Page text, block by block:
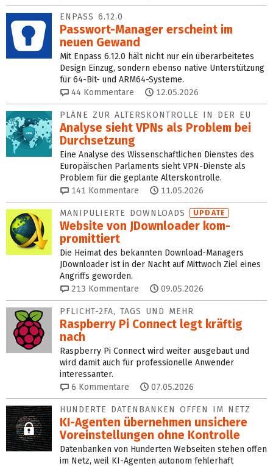
ENPASS 6.12.0
Passwort-Manager erscheint im
neuen Gewand
Mit Enpass 6.12.0 hält nicht nur ein überarbeitetes
Design Einzug, sondern ebenso native Unterstützung
für 64-Bit- und ARM64-Systeme.
44 Kommentare 12.05.2026
PLÄNE ZUR ALTERSKONTROLLE IN DER EU
Analyse sieht VPNs als Problem bei
Durchsetzung
Eine Analyse des Wissenschaftlichen Dienstes des
Europäischen Parlaments sieht VPN-Dienste als
Problem für die geplante Alterskontrolle.
141 Kommentare 11.05.2026
MANIPULIERTE DOWNLOADS UPDATE
Website von JDown­loader kom­
promittiert
Die Heimat des bekannten Download-Managers
JDownloader ist in der Nacht auf Mittwoch Ziel eines
Angriffs geworden.
213 Kommentare 09.05.2026
PFLICHT-2FA, TAGS UND MEHR
Raspberry Pi Connect legt kräftig
nach
Raspberry Pi Connect wird weiter ausgebaut und
wird damit auch für professionelle Anwender
interessanter.
6 Kommentare 07.05.2026
HUNDERTE DATENBANKEN OFFEN IM NETZ
KI-Agenten übernehmen unsichere
Voreinstellungen ohne Kontrolle
Datenbanken von Hunderten Webseiten stehen offen
im Netz, weil KI-Agenten autonom fehlerhaft